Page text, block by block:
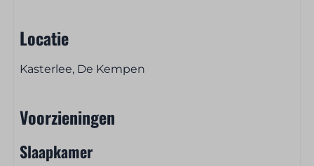
Locatie
Kasterlee, De Kempen
Voorzieningen
Slaapkamer